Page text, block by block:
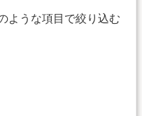
ような項目で絞り込む